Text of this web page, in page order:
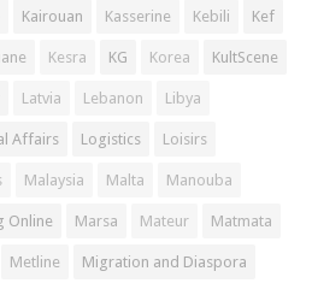
Kairouan Kasserine Kebili Kef
Kesra KG Korea KultScene
Latvia Lebanon Libya
Affairs Logistics Loisirs
Malaysia Malta Manouba
Online Marsa Mateur Matmata
Metline Migration and Diaspora